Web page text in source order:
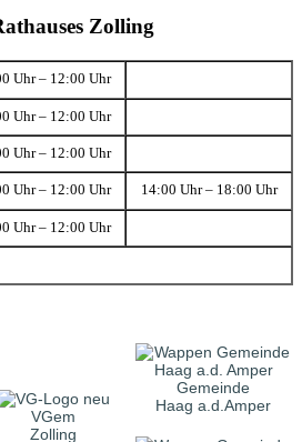
Zolling
Uhr – 12:00 Uhr
Uhr – 12:00 Uhr
Uhr – 12:00 Uhr
Uhr – 12:00 Uhr 14:00 Uhr – 18:00 Uhr
Uhr – 12:00 Uhr
VGem
Zolling
Gemeinde
Haag a.d.Amper